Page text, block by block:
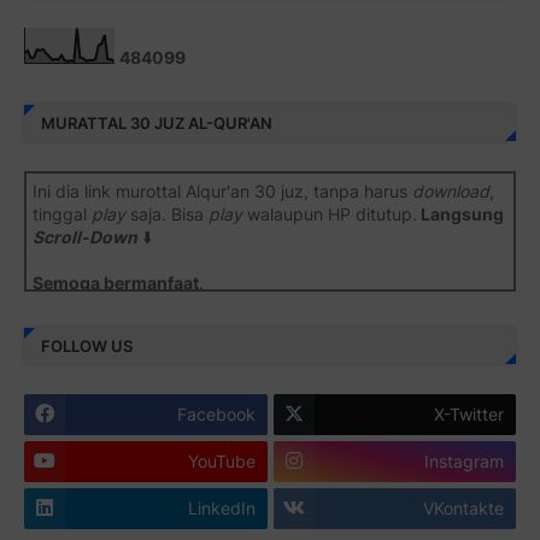
484099
MURATTAL 30 JUZ AL-QUR'AN
Ini dia link murottal Alqur'an 30 juz, tanpa harus download,
tinggal playsaja. Bisa playwalaupun HP ditutup. Langsung
Scroll-Down ⬇️
Semoga bermanfaat
Juz 1 ⇨
Juz 3 ⇨ http://j.mp/2bFSrtF
Juz 4 ⇨ http://j.mp/2b8SXi3
Juz 5 ⇨ http://j.mp/2b8RZm3
FOLLOW US
Facebook X-Twitter
YouTube Instagram
LinkedIn VKontakte